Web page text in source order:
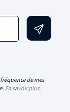
de mes
En savoir plus.